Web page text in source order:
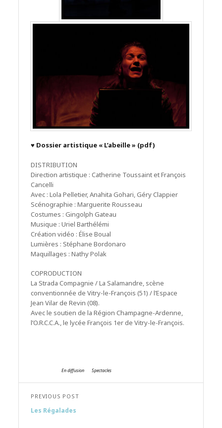
♥ Dossier artistique « L’abeille » (pdf)
DISTRIBUTION
Direction artistique : Catherine Toussaint et François
Cancelli
Avec : Lola Pelletier, Anahita Gohari, Géry Clappier
Scénographie : Marguerite Rousseau
Costumes : Gingolph Gateau
Musique : Uriel Barthélémi
Création vidéo : Élise Boual
Lumières : Stéphane Bordonaro
Maquillages : Nathy Polak
COPRODUCTION
La Strada Compagnie / La Salamandre, scène
conventionnée de Vitry-le-François (51) / l’Espace
Jean Vilar de Revin (08).
Avec le soutien de la Région Champagne-Ardenne,
l’O.R.C.C.A., le lycée François 1er de Vitry-le-François.
En diffusion Spectacles
PREVIOUS POST
Les Régalades